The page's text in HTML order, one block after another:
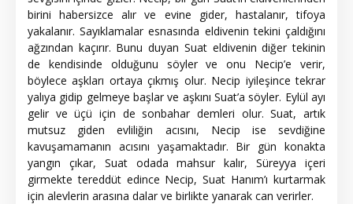
birini habersizce alır ve evine gider, hastalanır, tifoya
yakalanır. Sayıklamalar esnasında eldivenin tekini çaldığını
ağzından kaçırır. Bunu duyan Suat eldivenin diğer tekinin
de kendisinde olduğunu söyler ve onu Necip’e verir,
böylece aşkları ortaya çıkmış olur. Necip iyileşince tekrar
yalıya gidip gelmeye başlar ve aşkını Suat’a söyler. Eylül ayı
gelir ve üçü için de sonbahar demleri olur. Suat, artık
mutsuz giden evliliğin acısını, Necip ise sevdiğine
kavuşamamanın acısını yaşamaktadır. Bir gün konakta
yangın çıkar, Suat odada mahsur kalır, Süreyya içeri
girmekte tereddüt edince Necip, Suat Hanım’ı kurtarmak
için alevlerin arasına dalar ve birlikte yanarak can verirler.